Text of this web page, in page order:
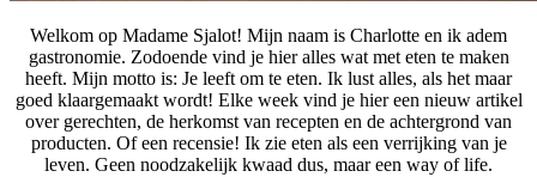
Welkom op Madame Sjalot! Mijn naam is Charlotte en ik adem
gastronomie. Zodoende vind je hier alles wat met eten te maken
heeft. Mijn motto is: Je leeft om te eten. Ik lust alles, als het maar
goed klaargemaakt wordt! Elke week vind je hier een nieuw artikel
over gerechten, de herkomst van recepten en de achtergrond van
producten. Of een recensie! Ik zie eten als een verrijking van je
leven. Geen noodzakelijk kwaad dus, maar een way of life.